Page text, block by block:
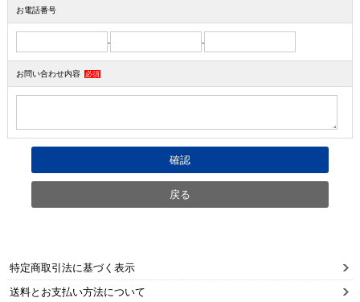
お電話番号
- -
お問い合わせ内容 必須
特定商取引法に基づく表示
送料とお支払い方法について